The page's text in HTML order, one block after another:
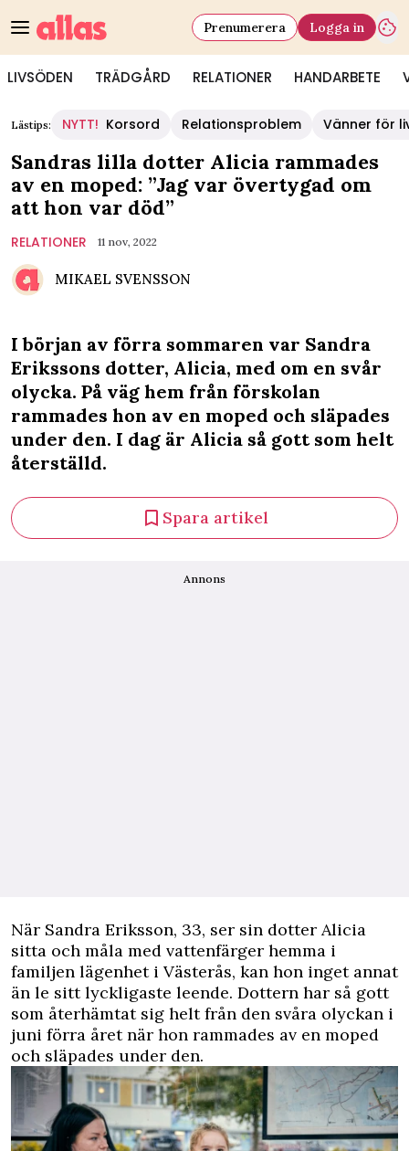
LIVSÖDEN TRÄDGÅRD RELATIONER HANDARBETE
Prenumerera Logga in
Lästips: NYTT! Korsord Relationsproblem Vänner för
Sandras lilla dotter Alicia rammades
av en moped: ”Jag var övertygad om
att hon var död”
RELATIONER 11 nov, 2022
MIKAEL SVENSSON
I början av förra sommaren var Sandra
Erikssons dotter, Alicia, med om en svår
olycka. På väg hem från förskolan
rammades hon av en moped och släpades
under den. I dag är Alicia så gott som helt
återställd.
Spara artikel
Annons
När Sandra Eriksson, 33, ser sin dotter Alicia
sitta och måla med vattenfärger hemma i
familjen lägenhet i Västerås, kan hon inget annat
än le sitt lyckligaste leende. Dottern har så gott
som återhämtat sig helt från den svåra olyckan i
juni förra året när hon rammades av en moped
och släpades under den.